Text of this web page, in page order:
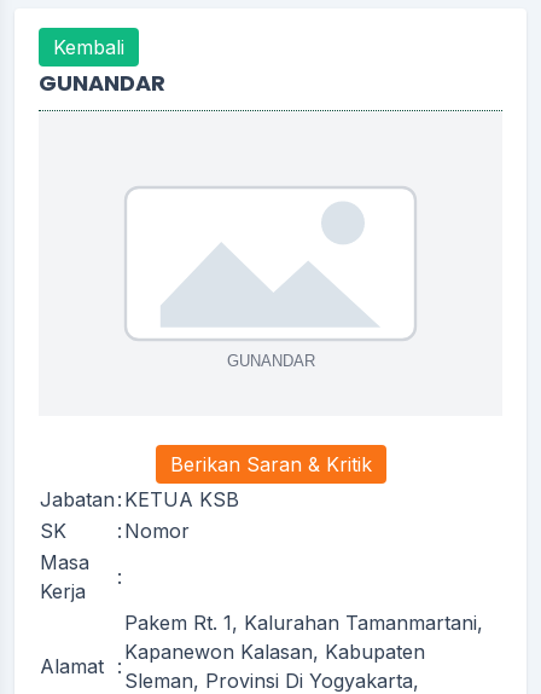
Kembali
GUNANDAR
Berikan Saran & Kritik
Jabatan : KETUA KSB
SK
: Nomor
Masa
Kerja
:
Alamat :
Pakem Rt. 1, Kalurahan Tamanmartani,
Kapanewon Kalasan, Kabupaten
Sleman, Provinsi Di Yogyakarta,